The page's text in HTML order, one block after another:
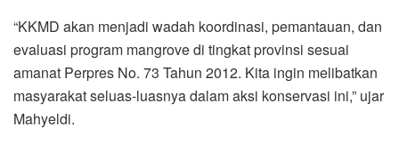
“KKMD akan menjadi wadah koordinasi, pemantauan, dan
evaluasi program mangrove di tingkat provinsi sesuai
amanat Perpres No. 73 Tahun 2012. Kita ingin melibatkan
masyarakat seluas-luasnya dalam aksi konservasi ini,” ujar
Mahyeldi.